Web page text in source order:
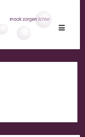
Toggle